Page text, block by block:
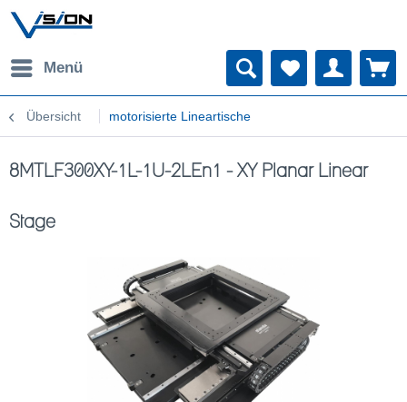
Menü
Übersicht motorisierte Lineartische
8MTLF300XY-1L-1U-2LEn1 - XY Planar Linear
Stage